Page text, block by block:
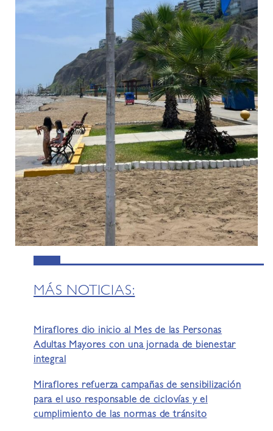
MÁS NOTICIAS:
Miraflores dio inicio al Mes de las Personas
Adultas Mayores con una jornada de bienestar
integral
Miraflores refuerza campañas de sensibilización
para el uso responsable de ciclovías y el
cumplimiento de las normas de tránsito